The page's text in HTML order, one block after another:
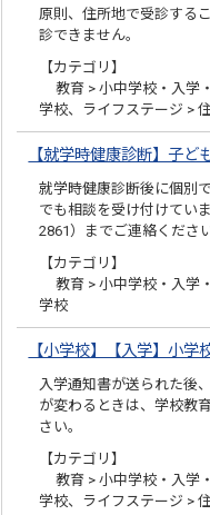
原則、住所地で受診する
診できません。
【カテゴリ】
教育 > 小中学校・入学
学校、ライフステージ >
【就学時健康診断】子ど
就学時健康診断後に個別
でも相談を受け付けてい
2861）までご連絡ください
【カテゴリ】
教育 > 小中学校・入学
学校
【小学校】【入学】小
入学通知書が送られた後
が変わるときは、学校教
さい。
【カテゴリ】
教育 > 小中学校・入学
学校、ライフステージ >